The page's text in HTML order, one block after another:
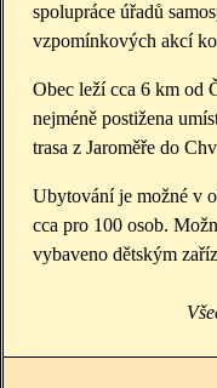
spolupráce úřadů
vzpomínkových akcí
Obec leží cca 6 km od
nejméně postižena
trasa z Jaroměře do
Ubytování je možné v
cca pro 100 osob.
vybaveno dětským